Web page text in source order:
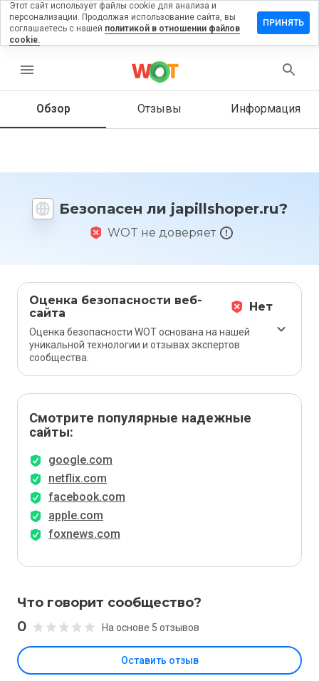
menu
Обзор Отзывы Информация
Безопасен ли japillshoper.ru?
WOT не доверяет
Оценка безопасности веб-
сайта
Нет
Оценка безопасности WOT основана на нашей
уникальной технологии и отзывах экспертов
сообщества.
Смотрите популярные надежные
сайты:
google.com
netflix.com
facebook.com
apple.com
foxnews.com
Что говорит сообщество?
0 На основе 5 отзывов
Оставить отзыв
на
Как бы
этот
1 до 5?
Этот сайт использует файлы cookie для анализа и
персонализации. Продолжая использование сайта, вы
соглашаетесь с нашей политикой в отношении файлов
cookie.
ПРИНЯТЬ